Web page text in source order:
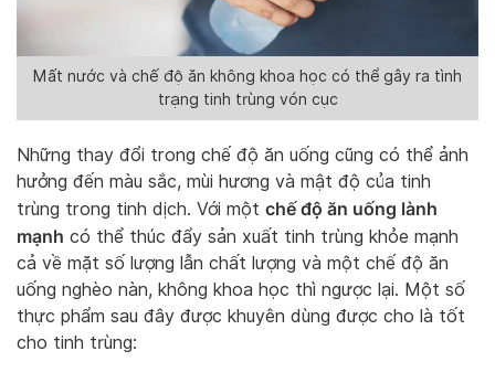
Mất nước và chế độ ăn không khoa học có thể gây ra tình
trạng tinh trùng vón cục
Những thay đổi trong chế độ ăn uống cũng có thể ảnh
hưởng đến màu sắc, mùi hương và mật độ của tinh
trùng trong tinh dịch. Với một chế độ ăn uống lành
mạnh có thể thúc đẩy sản xuất tinh trùng khỏe mạnh
cả về mặt số lượng lẫn chất lượng và một chế độ ăn
uống nghèo nàn, không khoa học thì ngược lại. Một số
thực phẩm sau đây được khuyên dùng được cho là tốt
cho tinh trùng: